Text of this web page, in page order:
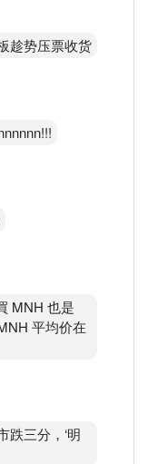
趁势压票收货
MNH 也是
平均价在
跌三分，‘明